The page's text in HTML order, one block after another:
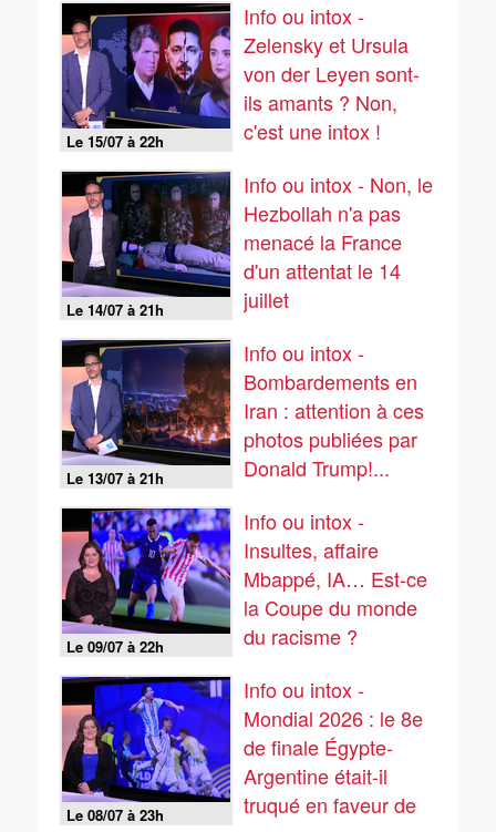
Le 15/07 à 22h
Info ou intox -
Zelensky et Ursula
von der Leyen sont-
ils amants ? Non,
c'est une intox !
Le 14/07 à 21h
Info ou intox - Non, le
Hezbollah n'a pas
menacé la France
d'un attentat le 14
juillet
Le 13/07 à 21h
Info ou intox -
Bombardements en
Iran : attention à ces
photos publiées par
Donald Trump!...
Le 09/07 à 22h
Info ou intox -
Insultes, affaire
Mbappé, IA… Est-ce
la Coupe du monde
du racisme ?
Le 08/07 à 23h
Info ou intox -
Mondial 2026 : le 8e
de finale Égypte-
Argentine était-il
truqué en faveur de